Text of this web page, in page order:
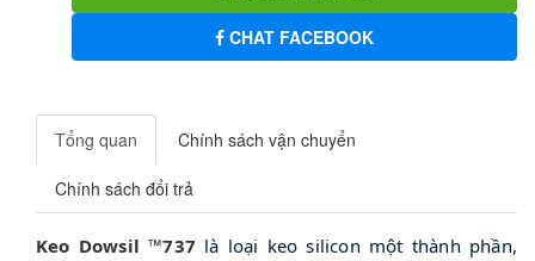
CHAT FACEBOOK
Tổng quan Chính sách vận chuyển
Chính sách đổi trả
Keo Dowsil ™737 là loại keo silicon một thành phần,